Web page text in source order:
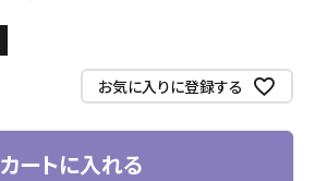
お気に入りに登録する
カートに入れる